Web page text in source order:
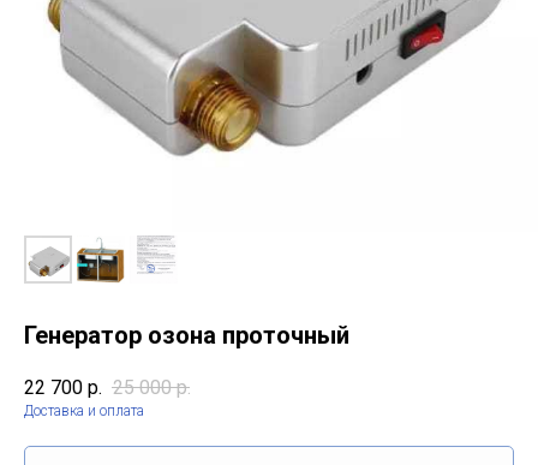
Генератор озона проточный
22 700 р. 25 000 р.
Доставка и оплата